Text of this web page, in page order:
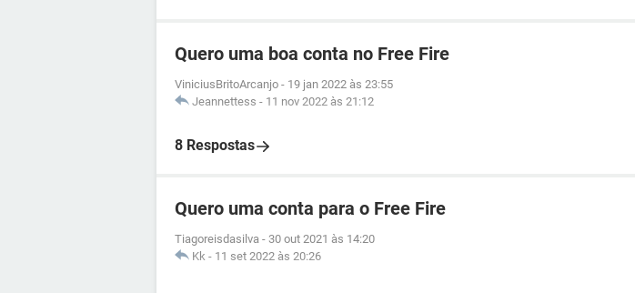
Quero uma boa conta no Free Fire
ViniciusBritoArcanjo - 19 jan 2022 às 23:55
Jeannettess - 11 nov 2022 às 21:12
8 Respostas
Quero uma conta para o Free Fire
Tiagoreisdasilva - 30 out 2021 às 14:20
Kk - 11 set 2022 às 20:26